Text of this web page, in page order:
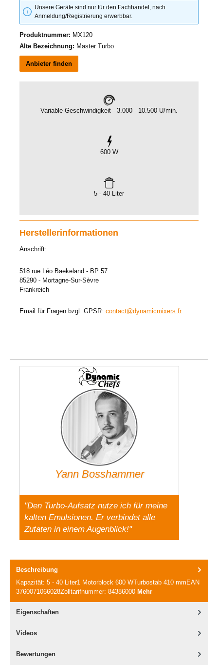
Unsere Geräte sind nur für den Fachhandel, nach
Anmeldung/Registrierung erwerbbar.
Produktnummer: MX120
Alte Bezeichnung: Master Turbo
Anbieter finden
Variable Geschwindigkeit - 3.000 - 10.500 U/min.
600 W
5 - 40 Liter
Herstellerinformationen
Anschrift:
518 rue Léo Baekeland - BP 57
85290 - Mortagne-Sur-Sèvre
Frankreich
Email für Fragen bzgl. GPSR: contact@dynamicmixers.fr
Yann Bosshammer
"Den Turbo-Aufsatz nutze ich für meine
kalten Emulsionen. Er verbindet alle
Zutaten in einem Augenblick!"
Beschreibung
Kapazität: 5 - 40 Liter1 Motorblock 600 WTurbostab 410 mmEAN
3760071066028Zolltarifnummer: 84386000 Mehr
Eigenschaften
Videos
Bewertungen